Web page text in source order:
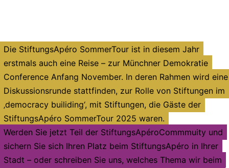
Die StiftungsApéro SommerTour ist in diesem Jahr
erstmals auch eine Reise – zur Münchner Demokratie
Conference Anfang November. In deren Rahmen wird eine
Diskussionsrunde stattfinden, zur Rolle von Stiftungen im
‚democracy builiding‘, mit Stiftungen, die Gäste der
StiftungsApéro SommerTour 2025 waren.
Werden Sie jetzt Teil der StiftungsApéroCommmuity und
sichern Sie sich Ihren Platz beim StiftungsApéro in Ihrer
Stadt – oder schreiben Sie uns, welches Thema wir beim